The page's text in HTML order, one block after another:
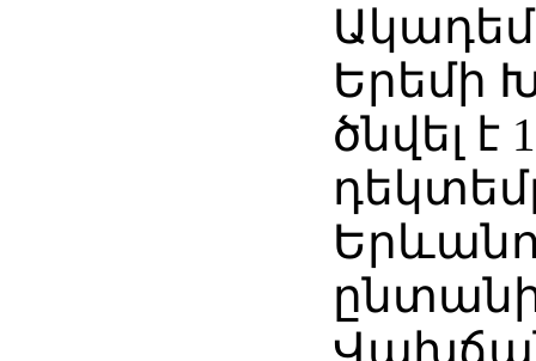
Երեմի
ծնվել է